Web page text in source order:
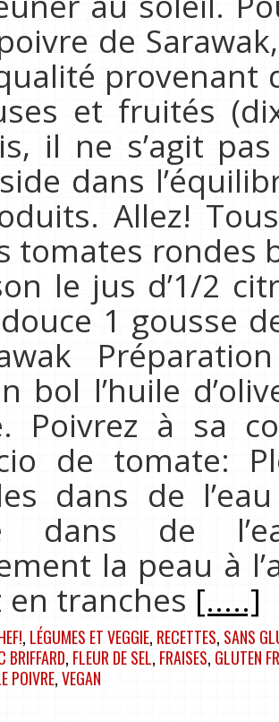
de
provenant
et fruités
il ne s’agit
dans
Allez!
tomates rondes
le jus d’1/2
douce 1 gousse
bol l’huile
Poivrez à sa
de tomate:
dans de
dans de
la peau à
en tranches [.....]
, LÉGUMES ET VEGGIE, RECETTES, SANS
BRIFFARD, FLEUR DE SEL, FRAISES, GLUTEN
POIVRE,VEGAN